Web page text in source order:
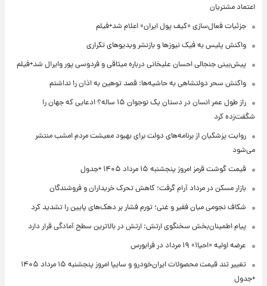
اعتماد مشتریان
جزئیات فعال‌سازی «کیف پول ایران» اعلام شد+فیلم
واکنش پلیس به فیک نیوزها و بازنشر ویدیوهای تکراری
پیش‌بینی جنجالی احسان علیخانی درباره میثاقی و فردوسی پور وایرال شد+فیلم
واکنش سحر دولتشاهی به حاشیه‌ها: قصد توهین به اذان را نداشتم
راز طول عمر انسان در دستان یک نوجوان ۱۵ ساله؟ ادعایی که جهان را
شگفت‌زده کرد
روایت پزشکیان از برنامه‌های دولت برای بهبود معیشت مردم امشب منتشر
می‌شود
قیمت گوشت قرمز امروز پنجشنبه ۱۵ مرداد ۱۴۰۵ +جدول
بازار مسکن در مرداد آرام گرفت؛ کاهش تحرک خریداران و فروشندگان
شکاف نجومی میان فقیر و غنی؛ تورم فشار بر دهک‌های پایین را تشدید کرد
پیام اطمینان‌بخش سخنگوی ارتش: ارتش در بالاترین سطح آمادگی قرار دارد
عرضه اولیه «احیا۱» ۱۹ مرداد در فرابورس
تغییر تند قیمت محصولات ایران‌خودرو و سایپا امروز پنجشنبه ۱۵ مرداد ۱۴۰۵
+جدول